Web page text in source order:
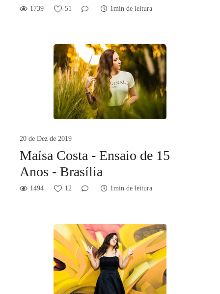
1739 51 1min de leitura
20 de Dez de 2019
Maísa Costa - Ensaio de 15
Anos - Brasília
1494 12 1min de leitura